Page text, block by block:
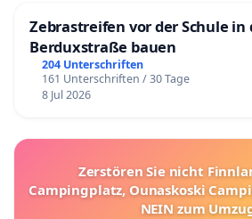
Zebrastreifen vor der Schule in
Berduxstraße bauen
204 Unterschriften
161 Unterschriften / 30 Tage
8 Jul 2026
Zerstören Sie nicht
Campingplatz, Ounaskoski
NEIN zum